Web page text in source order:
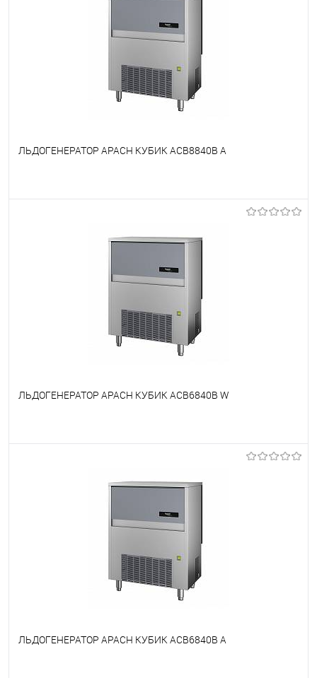
ЛЬДОГЕНЕРАТОР APACH КУБИК ACB8840B A
ЛЬДОГЕНЕРАТОР APACH КУБИК ACB6840B W
ЛЬДОГЕНЕРАТОР APACH КУБИК ACB6840B A